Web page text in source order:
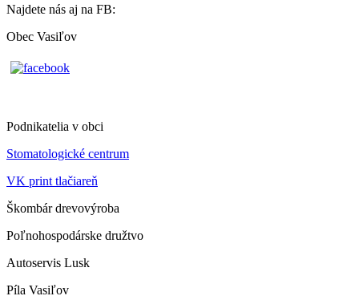
Najdete nás aj na FB:
Obec Vasiľov
Podnikatelia v obci
Stomatologické centrum
VK print tlačiareň
Škombár drevovýroba
Poľnohospodárske družtvo
Autoservis Lusk
Píla Vasiľov